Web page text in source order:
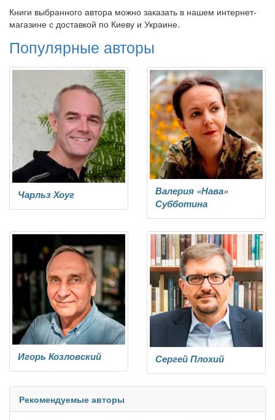
Книги выбранного автора можно заказать в нашем интернет-
магазине с доставкой по Киеву и Украине.
Популярные авторы
Чарльз Хоуг
Валерия «Нава»
Субботина
Игорь Козловский Сергей Плохий
Рекомендуемые авторы